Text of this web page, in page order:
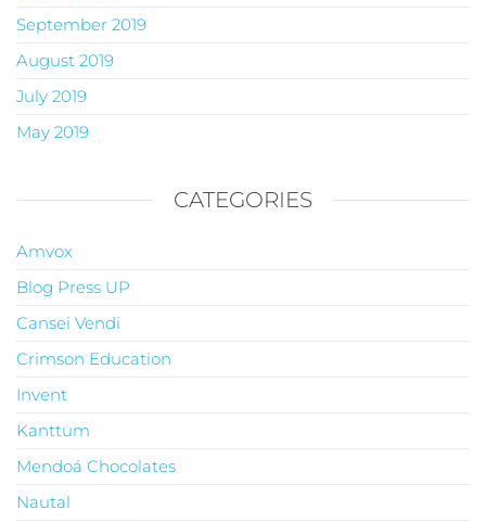
September 2019
August 2019
July 2019
May 2019
CATEGORIES
Amvox
Blog Press UP
Cansei Vendi
Crimson Education
Invent
Kanttum
Mendoá Chocolates
Nautal